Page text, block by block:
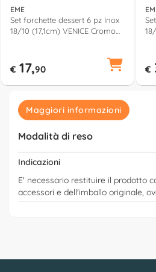
EME
Set forchette dessert 6 pz Inox
18/10 (17,1cm) VENICE Cromo
€ 17,90 €
Maggiori informazioni
Modalità di reso
Indicazioni
E' necessario restituire il prodotto
accessori e dell'imballo originale,